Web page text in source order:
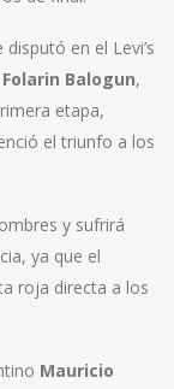
en el Levi’s
Folarin Balogun,
etapa,
el triunfo a los
y sufrirá
ya que el
roja directa a los
Mauricio